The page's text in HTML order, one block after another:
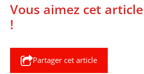
Vous aimez cet
!
Partager cet article